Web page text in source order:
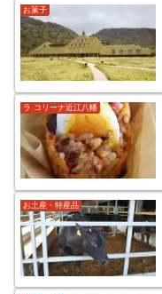
お菓子
ラ コリーナ近江八幡
お土産・特産品